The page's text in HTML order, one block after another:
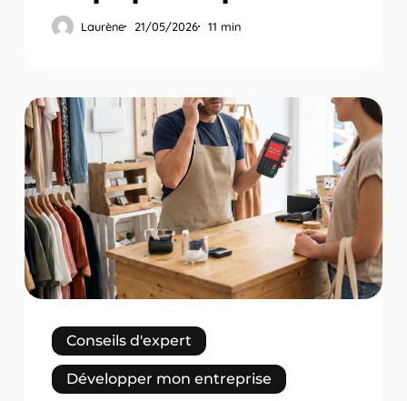
Laurène 21/05/2026 11 min
Problème
connexion
TPE
:
dépannage
réseau
en
5
étapes
Conseils d'expert
Développer mon entreprise